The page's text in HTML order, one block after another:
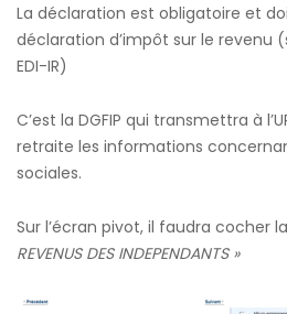
La déclaration est obligatoire et
déclaration d’impôt sur le revenu
EDI-IR)
C’est la DGFIP qui transmettra à
retraite les informations
sociales.
Sur l’écran pivot, il faudra cocher
REVENUS DES INDEPENDANTS »